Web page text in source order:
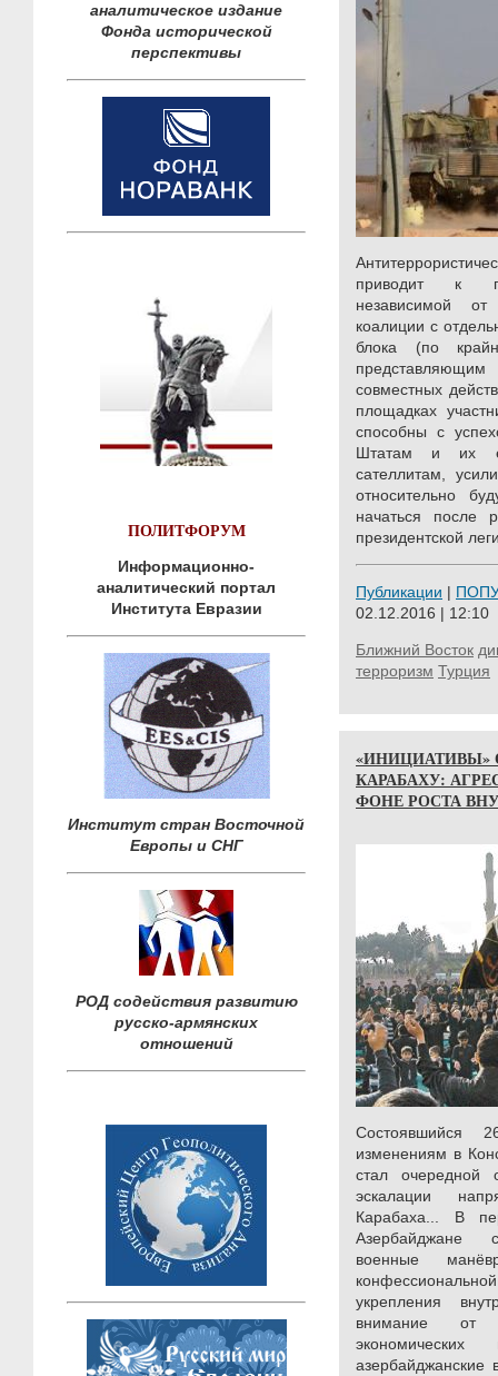
аналитическое издание
Фонда исторической
перспективы
ПОЛИТФОРУМ
Информационно-
аналитический портал
Института Евразии
Институт стран Восточной
Европы и СНГ
РОД содействия развитию
русско-армянских
отношений
приводит к
независимой
коалиции с
блока (по
совместных
площадках
способны с
Штатам и их
сателлитам,
относительно
начаться после
президентской
Публикации |
02.12.2016 | 12:10
Ближний Восток
терроризм Турция
КАРАБАХУ:
ФОНЕ РОСТА
Состоявшийся
изменениям в
стал очередной
эскалации
Карабаха... В
Азербайджане
военные
укрепления
внимание от
азербайджанские